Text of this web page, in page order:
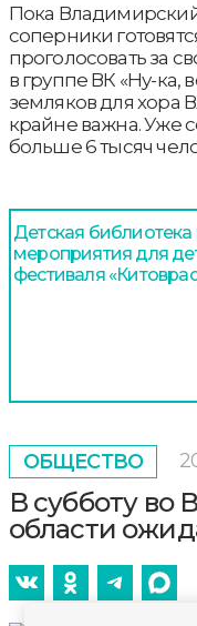
Пока
соперники
проголосовать за
в группе ВК «Ну-ка,
земляков для хора
крайне важна. Уже
больше 6 тысяч
Детская
мероприятия для
фестиваля
ОБЩЕСТВО
В субботу во
области